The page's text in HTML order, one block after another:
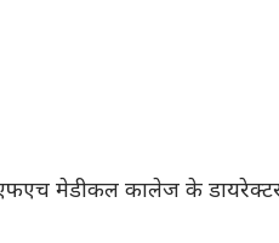
एफएच मेडीकल कालेज के